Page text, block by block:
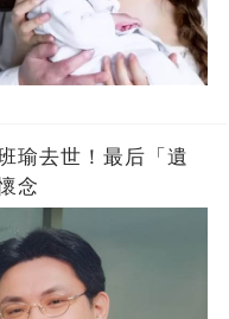
瑜去世！最后「遺
念